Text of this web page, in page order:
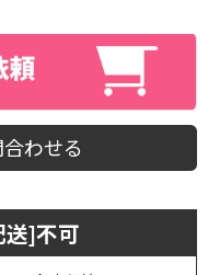
わせる
]不可